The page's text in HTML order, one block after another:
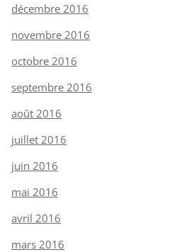
décembre 2016
novembre 2016
octobre 2016
septembre 2016
août 2016
juillet 2016
juin 2016
mai 2016
avril 2016
mars 2016